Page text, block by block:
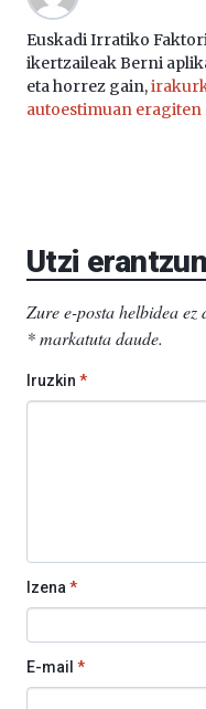
Euskadi Irratiko
ikertzaileak Berni
eta horrez gain,
autoestimuan eragiten
Utzi
Zure e-posta helbidea
*markatuta daude.
Iruzkin *
Izena*
E-mail *